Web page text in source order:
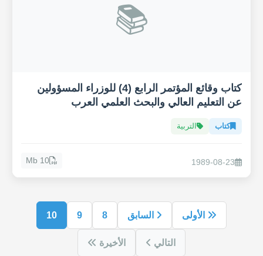
📚
كتاب وقائع المؤتمر الرابع (4) للوزراء المسؤولين
عن التعليم العالي والبحث العلمي العرب
كتاب التربية
1989-08-23
10 Mb
الأولى السابق 8
9
10
التالي الأخيرة